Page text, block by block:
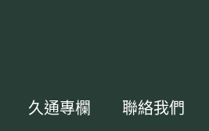
久通專欄 聯絡我們